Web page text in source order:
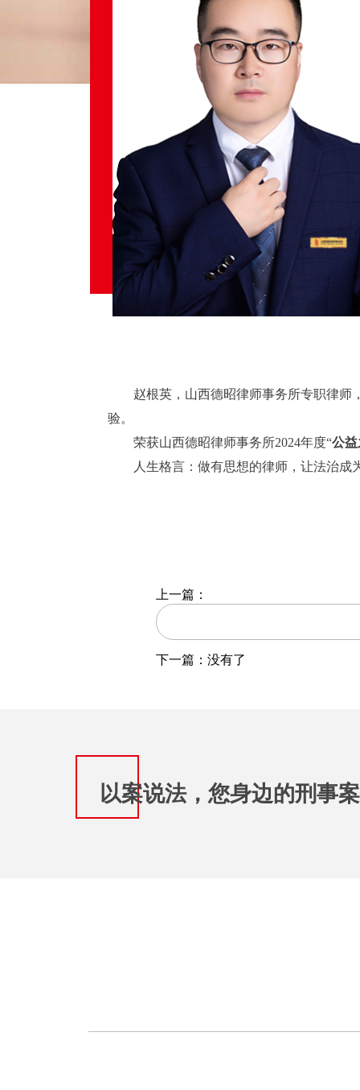
赵根英，山西德昭律师事务所专职律师
验。
荣获山西德昭律师事务所2024年度“公
人生格言：做有思想的律师，让法治成
上一篇：
下一篇：没有了
以案说法，您身边的刑事